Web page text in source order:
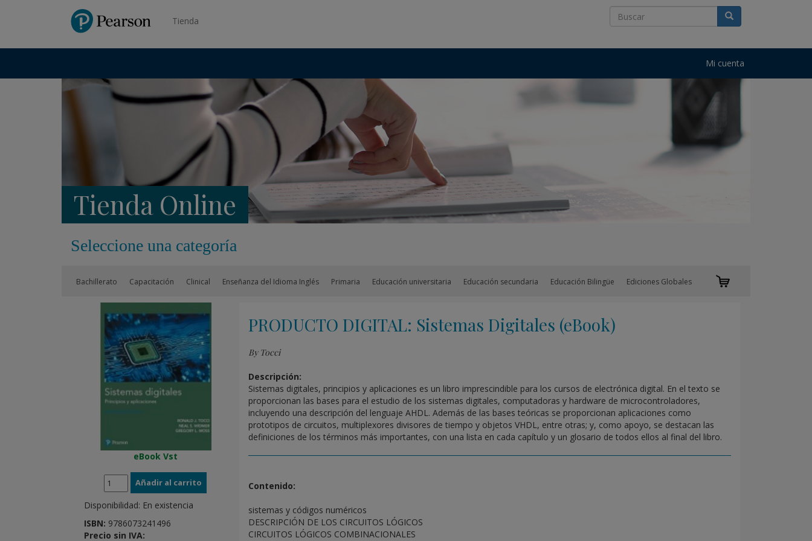
PearsonTienda
Mi cuenta
Tienda Online
Seleccione una categoría
Bachillerato Capacitación Clinical Enseñanza del Idioma Inglés Primaria Educación universitaria Educación secundaria Educación Bilingüe Ediciones Globales
eBook Vst
Disponibilidad: En existencia
ISBN: 9786073241496
Precio sin IVA:
PRODUCTO DIGITAL: Sistemas Digitales (eBook)
By Tocci
Descripción:
Sistemas digitales, principios y aplicaciones es un libro imprescindible para los cursos de electrónica digital. En el texto se
proporcionan las bases para el estudio de los sistemas digitales, computadoras y hardware de microcontroladores,
incluyendo una descripción del lenguaje AHDL. Además de las bases teóricas se proporcionan aplicaciones como
prototipos de circuitos, multiplexores divisores de tiempo y objetos VHDL, entre otras; y, como apoyo, se destacan las
definiciones de los términos más importantes, con una lista en cada capítulo y un glosario de todos ellos al final del libro.
Contenido:
sistemas y códigos numéricos
DESCRIPCIÓN DE LOS CIRCUITOS LÓGICOS
CIRCUITOS LÓGICOS COMBINACIONALES